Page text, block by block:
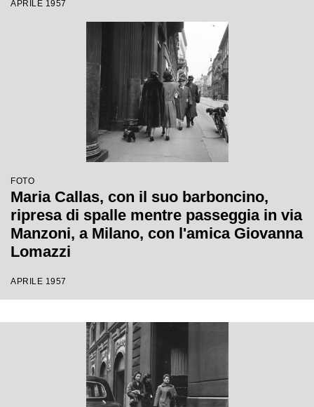
APRILE 1957
FOTO
Maria Callas, con il suo barboncino,
ripresa di spalle mentre passeggia in via
Manzoni, a Milano, con l'amica Giovanna
Lomazzi
APRILE 1957